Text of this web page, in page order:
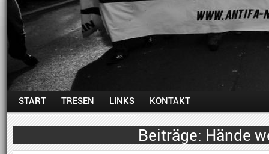
START TRESEN LINKS KONTAKT
Hände